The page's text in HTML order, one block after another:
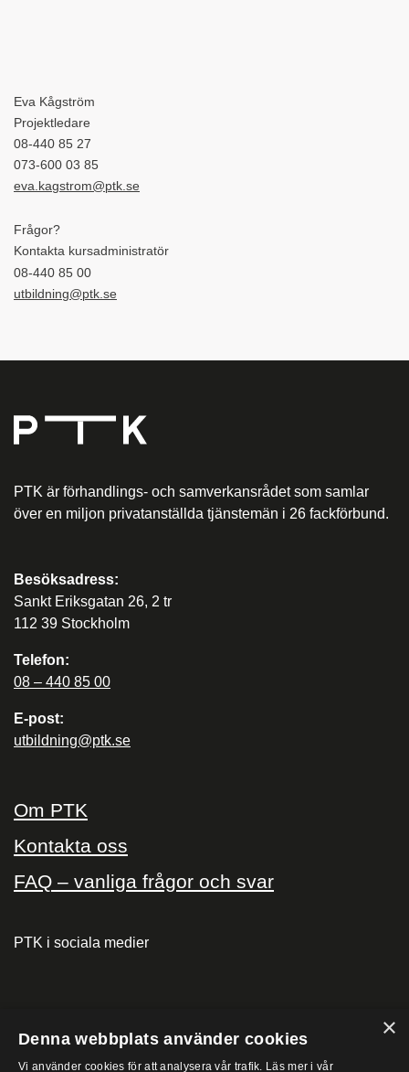
Eva Kågström
Projektledare
08-440 85 27
073-600 03 85
eva.kagstrom@ptk.se
Frågor?
Kontakta kursadministratör
08-440 85 00
utbildning@ptk.se
PTK är förhandlings- och samverkansrådet som samlar
över en miljon privatanställda tjänstemän i 26 fackförbund.
Besöksadress:
Sankt Eriksgatan 26, 2 tr
112 39 Stockholm
Telefon:
08 – 440 85 00
E-post:
utbildning@ptk.se
Om PTK
Kontakta oss
FAQ – vanliga frågor och svar
PTK i sociala medier
PTK på ×
Denna webbplats använder cookies
Vi använder cookies för att analysera vår trafik. Läs mer i vår